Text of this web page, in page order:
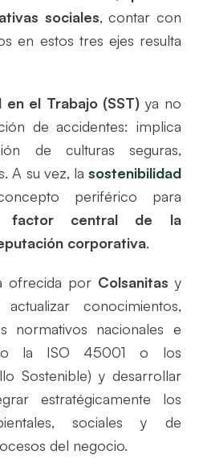
sociales, contar con
en estos tres ejes resulta
en el Trabajo (SST) ya no
de accidentes: implica
de culturas seguras,
A su vez, la sostenibilidad
periférico para
factor central de la
corporativa.
ofrecida por Colsanitas y
actualizar conocimientos,
normativos nacionales e
la ISO 45001 o los
Sostenible) y desarrollar
estratégicamente los
sociales y de
del negocio.